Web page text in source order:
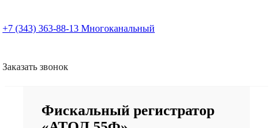
+7 (343) 363-88-13 Многоканальный
Заказать звонок
Фискальный регистратор